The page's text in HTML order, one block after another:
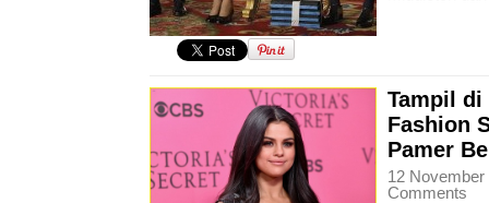
Tampil di
Fashion
Pamer
12
Comments